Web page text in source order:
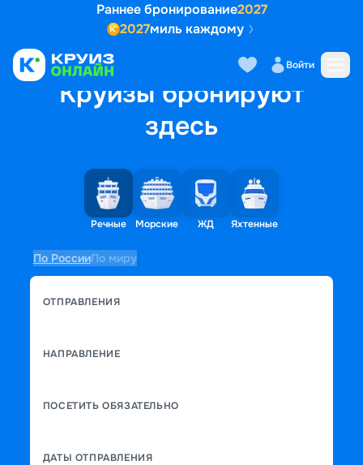
Раннее бронирование2027
2027миль каждому
Войти
Круизы бронируют
здесь
Речные Морские ЖД Яхтенные
По РоссииПо миру
ОТПРАВЛЕНИЯ
НАПРАВЛЕНИЕ
ПОСЕТИТЬ ОБЯЗАТЕЛЬНО
ДАТЫ ОТПРАВЛЕНИЯ